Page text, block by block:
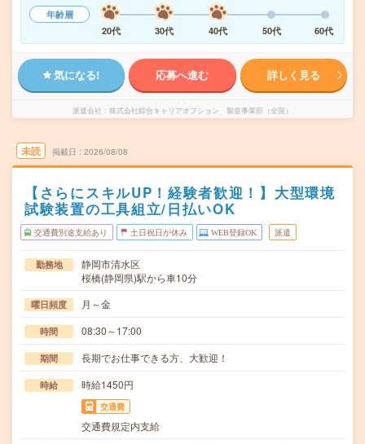
年齢層
20代
30代 40代 50代 60代
気になる! 応募へ進む 詳しく見る
派遣会社 株式会社綜合キャリアオプション 製造事業部（全国）
未読 掲載日 2026/08/08
【さらにスキルUP！経験者歓迎！】大型環境
試験装置の工具組立/日払いOK
交通費別途支給あり 土日祝日が休み WEB登録OK 派遣
勤務地
静岡市清水区
桜橋(静岡県)駅から車10分
曜日頻度 月～金
時間 08:30～17:00
期間 長期でお仕事できる方、大歓迎！
時給 時給1450円
交通費
交通費規定内支給